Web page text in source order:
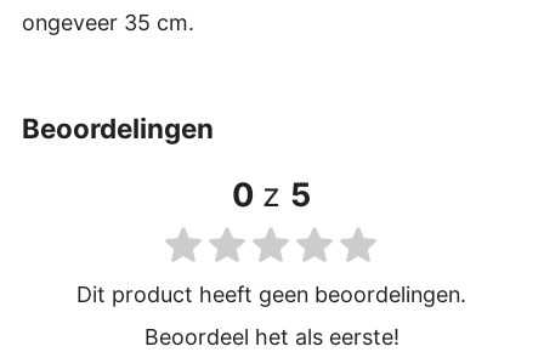
ongeveer 35 cm.
beoordelingen
0 z 5
Dit product heeft geen beoordelingen.
Beoordeel het als eerste!